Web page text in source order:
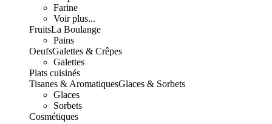
Farine
Voir plus...
FruitsLa Boulange
Pains
OeufsGalettes & Crêpes
Galettes
Plats cuisinés
Tisanes & AromatiquesGlaces & Sorbets
Glaces
Sorbets
Cosmétiques